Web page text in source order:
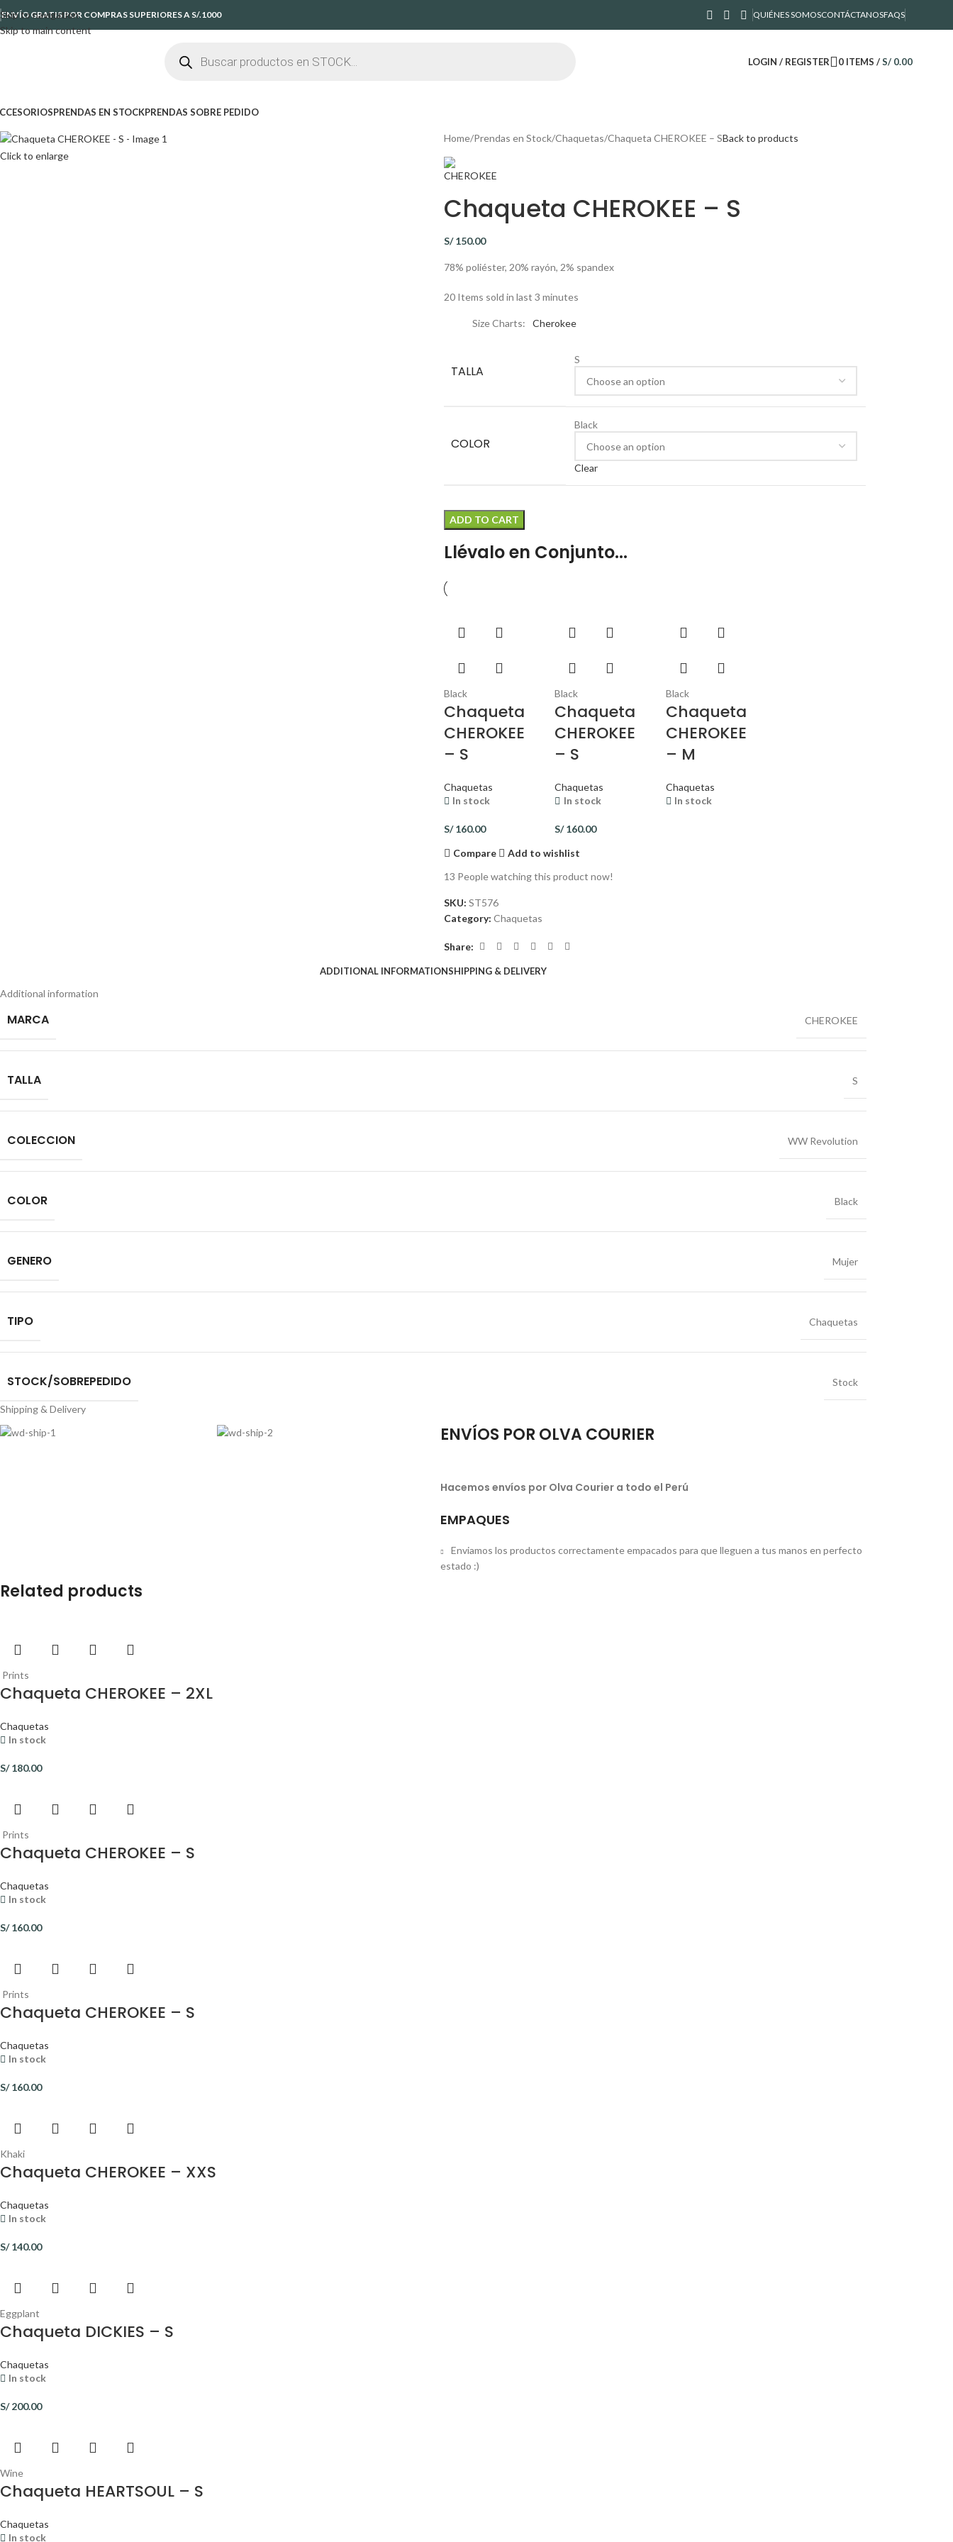
Skip to navigation
Skip to main content
ENVÍO GRATIS POR COMPRAS SUPERIORES A S/.1000 QUIÉNES SOMOSCONTÁCTANOSFAQS
LOGIN / REGISTER 0 ITEMS / S/0.00
PRENDAS EN STOCKPRENDAS SOBRE PEDIDO
Click to enlarge
Home Prendas en Stock Chaquetas Chaqueta CHEROKEE – SBack to products
Chaqueta CHEROKEE – S
S/150.00
78% poliéster, 20% rayón, 2% spandex
20 Items sold in last 3 minutes
Size Charts Cherokee
TALLA
S
COLOR
Black
Clear
ADD TO CART
Llévalo en Conjunto...
Black
Chaqueta
CHEROKEE
– S
Chaquetas
In stock
S/160.00
Black
Chaqueta
CHEROKEE
– S
Chaquetas
In stock
S/160.00
Black
Chaqueta
CHEROKEE
– M
Chaquetas
In stock
Compare
Add to wishlist
13 People watching this product now!
SKU: ST576
Category: Chaquetas
Share:
ADDITIONAL INFORMATIONSHIPPING & DELIVERY
Additional information
MARCA CHEROKEE
TALLA S
COLECCION WW Revolution
COLOR Black
GENERO Mujer
TIPO Chaquetas
STOCK/SOBREPEDIDO Stock
Shipping & Delivery
ENVÍOS POR OLVA COURIER
Hacemos envíos por Olva Courier a todo el Perú
EMPAQUES
Enviamos los productos correctamente empacados para que lleguen a tus manos en perfecto
estado :)
Related products
Prints
Chaqueta CHEROKEE – 2XL
Chaquetas
In stock
S/180.00
Prints
Chaqueta CHEROKEE – S
Chaquetas
In stock
S/160.00
Prints
Chaqueta CHEROKEE – S
Chaquetas
In stock
S/160.00
Khaki
Chaqueta CHEROKEE – XXS
Chaquetas
In stock
S/140.00
Eggplant
Chaqueta DICKIES – S
Chaquetas
In stock
S/200.00
Wine
Chaqueta HEARTSOUL – S
Chaquetas
In stock